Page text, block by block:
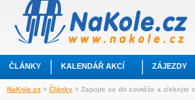
ČLÁNKY KALENDÁŘ AKCÍ ZÁJEZDY
NaKole.cz > Články > Zapojte se do soutěže a získejte